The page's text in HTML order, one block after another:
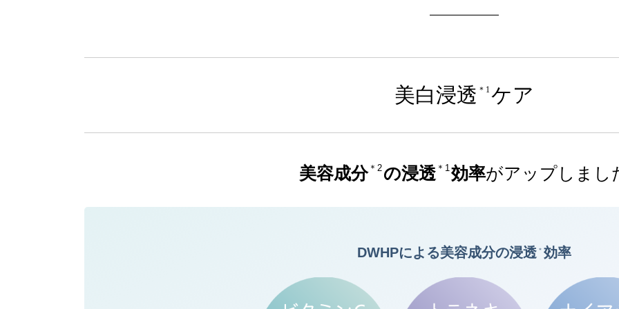
美白浸透 ＊1ケア
美容成分 ＊2 の浸透 ＊1効率がアップしまし
DWHPによる美容成分の浸透 ＊ 効率